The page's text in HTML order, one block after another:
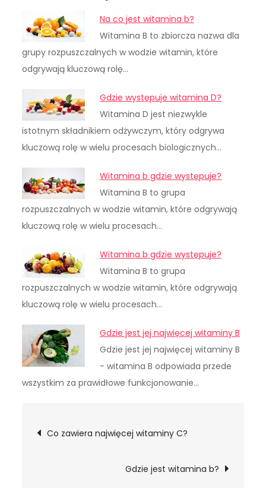
Na co jest witamina b?
Witamina B to zbiorcza nazwa dla
grupy rozpuszczalnych w wodzie witamin, które
odgrywają kluczową rolę…
Gdzie występuje witamina D?
Witamina D jest niezwykle
istotnym składnikiem odżywczym, który odgrywa
kluczową rolę w wielu procesach biologicznych…
Witamina b gdzie występuje?
Witamina B to grupa
rozpuszczalnych w wodzie witamin, które odgrywają
kluczową rolę w wielu procesach…
Witamina b gdzie występuje?
Witamina B to grupa
rozpuszczalnych w wodzie witamin, które odgrywają
kluczową rolę w wielu procesach…
Gdzie jest jej najwięcej witaminy B
Gdzie jest jej najwięcej witaminy B
- witamina B odpowiada przede
wszystkim za prawidłowe funkcjonowanie…
Nawigacja
Co zawiera najwięcej witaminy C?
Gdzie jest witamina b?